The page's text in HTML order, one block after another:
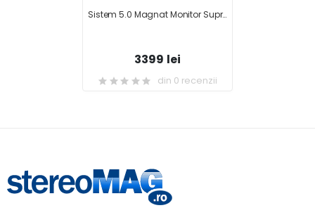
Sistem 5.0 Magnat Monitor Supreme 1002+202+252
3399 lei
din 0 recenzii